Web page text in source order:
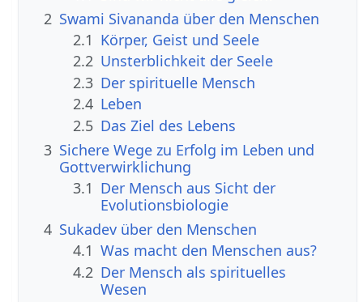
2 Swami Sivananda über den Menschen
2.1 Körper, Geist und Seele
2.2 Unsterblichkeit der Seele
2.3 Der spirituelle Mensch
2.4 Leben
2.5 Das Ziel des Lebens
3 Sichere Wege zu Erfolg im Leben und
Gottverwirklichung
3.1 Der Mensch aus Sicht der
Evolutionsbiologie
4 Sukadev über den Menschen
4.1 Was macht den Menschen aus?
4.2 Der Mensch als spirituelles
Wesen